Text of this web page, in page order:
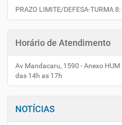
PRAZO LIMITE/DEFESA-TURMA 8:
Horário de Atendimento
Av Mandacaru, 1590 - Anexo HUM
das 14h as 17h
NOTÍCIAS